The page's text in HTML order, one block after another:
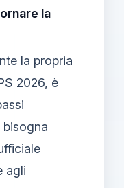
la
la propria
2026, è
agli